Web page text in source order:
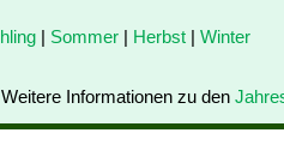
| Sommer | Herbst | Winter
Weitere Informationen zu den